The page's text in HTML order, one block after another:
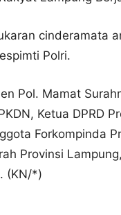
cinderamata
Polri.
Pol. Mamat
Ketua DPRD
Forkompinda
Provinsi
(KN/*)